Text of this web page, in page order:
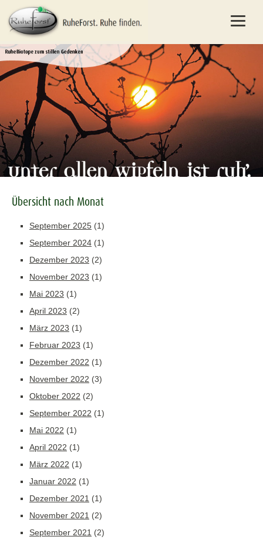
Übersicht nach Monat
September 2025 (1)
September 2024 (1)
Dezember 2023 (2)
November 2023 (1)
Mai 2023 (1)
April 2023 (2)
März 2023 (1)
Februar 2023 (1)
Dezember 2022 (1)
November 2022 (3)
Oktober 2022 (2)
September 2022 (1)
Mai 2022 (1)
April 2022 (1)
März 2022 (1)
Januar 2022 (1)
Dezember 2021 (1)
November 2021 (2)
September 2021 (2)